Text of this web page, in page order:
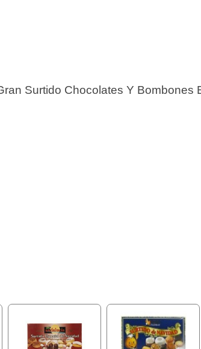
Surtido Chocolates Y Bombones